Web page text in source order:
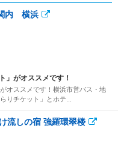
内 横浜
」がオススメです！
オススメです！横浜市営バス・地
りチケット」とホテ...
流しの宿 強羅環翠楼